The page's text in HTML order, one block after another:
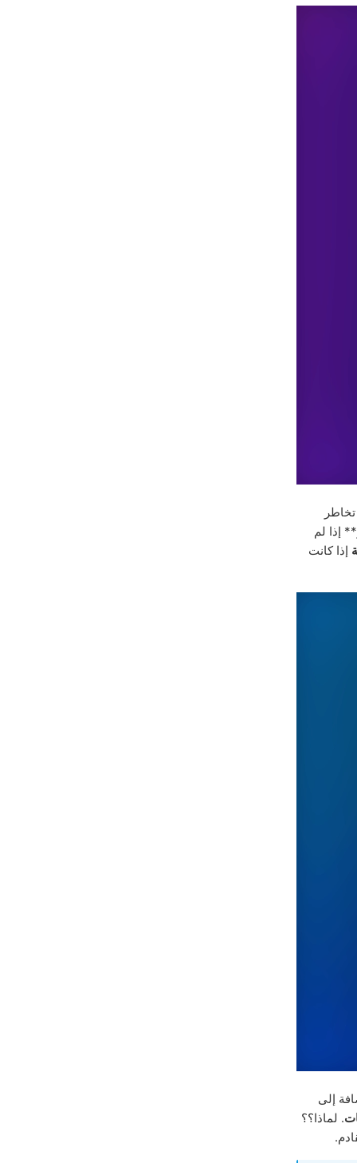
إذا لم
إذا كانت
إلى
. لماذا؟؟